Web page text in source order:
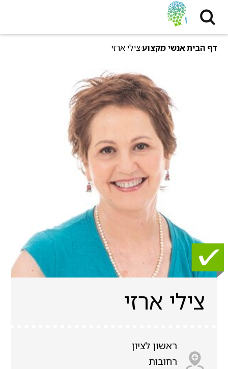
דף הביתאנשי מקצועצילי ארזי
צילי ארזי
ראשון לציון
רחובות